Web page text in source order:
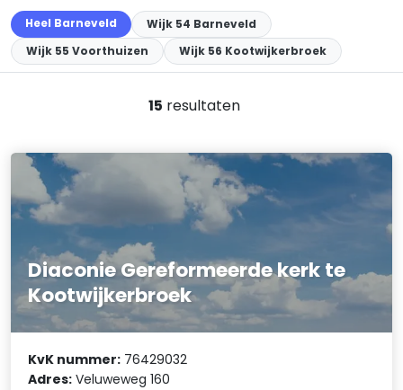
Heel Barneveld
Wijk 54 Barneveld
Wijk 55 Voorthuizen
Wijk 56 Kootwijkerbroek
15 resultaten
Diaconie Gereformeerde kerk te
Kootwijkerbroek
KvK nummer: 76429032
Adres: Veluweweg 160